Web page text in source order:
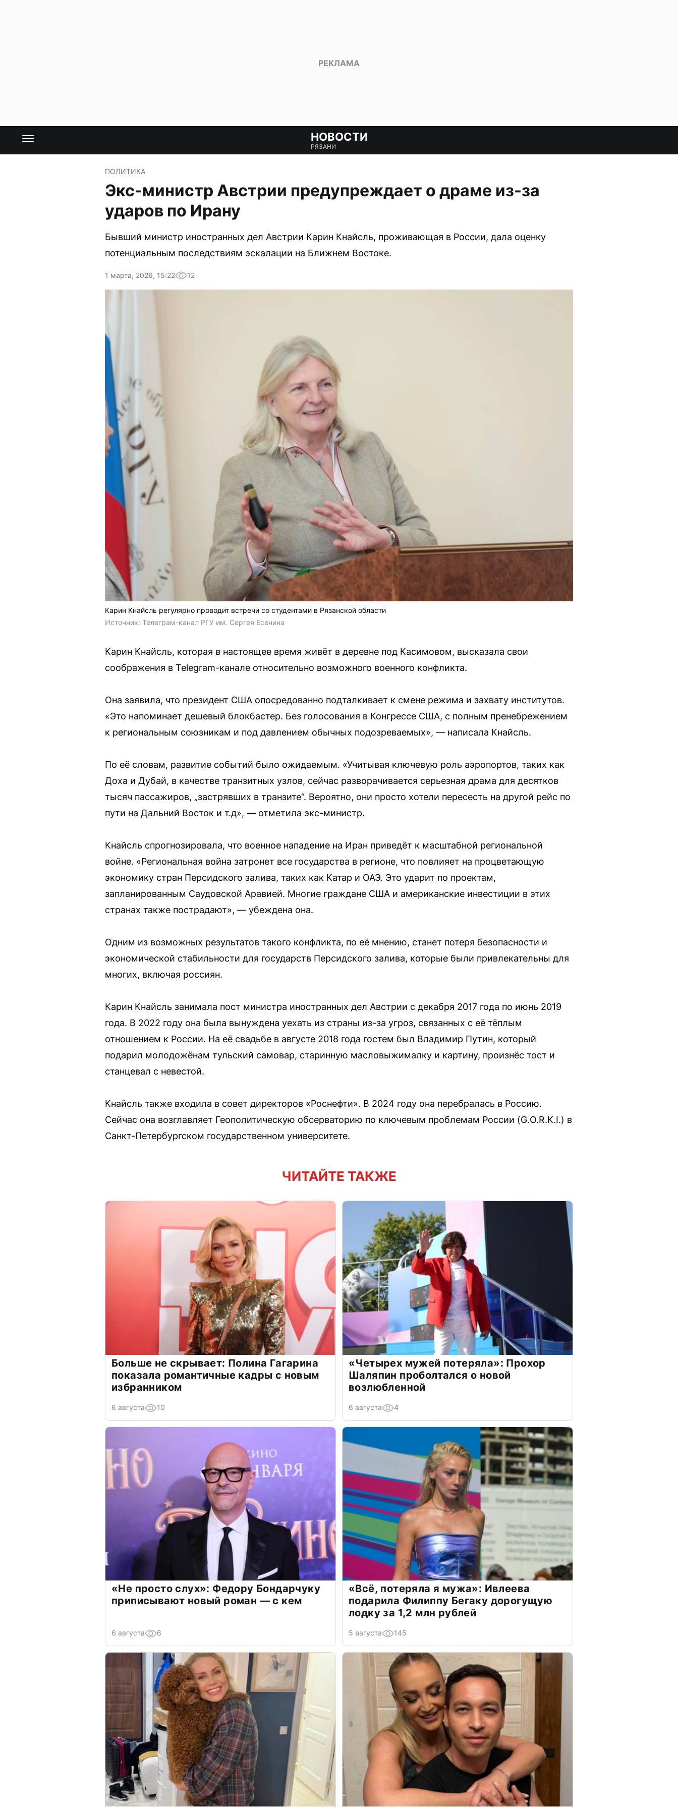
НОВОСТИ
РЯЗАНИ
ПОЛИТИКА
Экс-министр Австрии предупреждает о драме из-за
ударов по Ирану
Бывший министр иностранных дел Австрии Карин Кнайсль, проживающая в России, дала оценку
потенциальным последствиям эскалации на Ближнем Востоке.
1 марта, 2026, 15:22 12
Карин Кнайсль регулярно проводит встречи со студентами в Рязанской области
Источник: Телеграм-канал РГУ им. Сергея Есенина
Карин Кнайсль, которая в настоящее время живёт в деревне под Касимовом, высказала свои
соображения в Telegram-канале относительно возможного военного конфликта.
Она заявила, что президент США опосредованно подталкивает к смене режима и захвату институтов.
«Это напоминает дешевый блокбастер. Без голосования в Конгрессе США, с полным пренебрежением
к региональным союзникам и под давлением обычных подозреваемых», — написала Кнайсль.
По её словам, развитие событий было ожидаемым. «Учитывая ключевую роль аэропортов, таких как
Доха и Дубай, в качестве транзитных узлов, сейчас разворачивается серьезная драма для десятков
тысяч пассажиров, „застрявших в транзите“. Вероятно, они просто хотели пересесть на другой рейс по
пути на Дальний Восток и т.д», — отметила экс-министр.
Кнайсль спрогнозировала, что военное нападение на Иран приведёт к масштабной региональной
войне. «Региональная война затронет все государства в регионе, что повлияет на процветающую
экономику стран Персидского залива, таких как Катар и ОАЭ. Это ударит по проектам,
запланированным Саудовской Аравией. Многие граждане США и американские инвестиции в этих
странах также пострадают», — убеждена она.
Одним из возможных результатов такого конфликта, по её мнению, станет потеря безопасности и
экономической стабильности для государств Персидского залива, которые были привлекательны для
многих, включая россиян.
Карин Кнайсль занимала пост министра иностранных дел Австрии с декабря 2017 года по июнь 2019
года. В 2022 году она была вынуждена уехать из страны из-за угроз, связанных с её тёплым
отношением к России. На её свадьбе в августе 2018 года гостем был Владимир Путин, который
подарил молодожёнам тульский самовар, старинную масловыжималку и картину, произнёс тост и
станцевал с невестой.
Кнайсль также входила в совет директоров «Роснефти». В 2024 году она перебралась в Россию.
Сейчас она возглавляет Геополитическую обсерваторию по ключевым проблемам России (G.O.R.K.I.) в
Санкт-Петербургском государственном университете.
ЧИТАЙТЕ ТАКЖЕ
Больше не скрывает: Полина Гагарина
показала романтичные кадры с новым
избранником
6 августа 10
«Четырех мужей потеряла»: Прохор
Шаляпин проболтался о новой
возлюбленной
6 августа 4
«Не просто слух»: Федору Бондарчуку
приписывают новый роман — с кем
6 августа 6
«Всё, потеряла я мужа»: Ивлеева
подарила Филиппу Бегаку дорогущую
лодку за 1,2 млн рублей
5 августа 145